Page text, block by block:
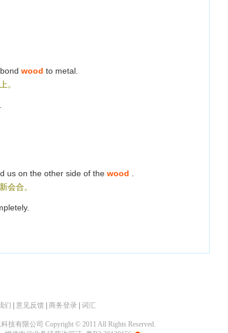
wood to metal.
。
us on the other side of the wood
会合。
们 意见反馈 商务登录 词汇
技有限公司 Copyright © 2011 All Rights Reserved.